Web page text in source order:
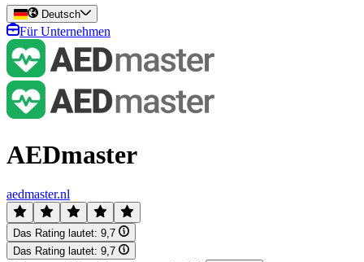
Deutsch
Für Unternehmen
AEDmaster
aedmaster.nl
Das Rating lautet: 9,7
Das Rating lautet: 9,7